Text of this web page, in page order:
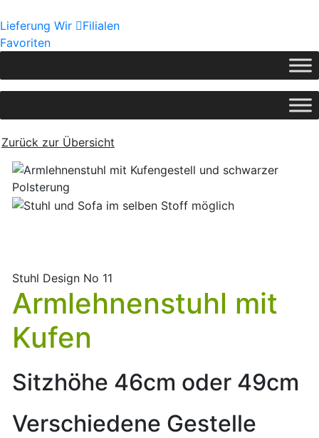
Lieferung Wir
Filialen
Favoriten
Zurück zur Übersicht
Stuhl Design No 11
Armlehnenstuhl mit
Kufen
Sitzhöhe 46cm oder 49cm
Verschiedene Gestelle